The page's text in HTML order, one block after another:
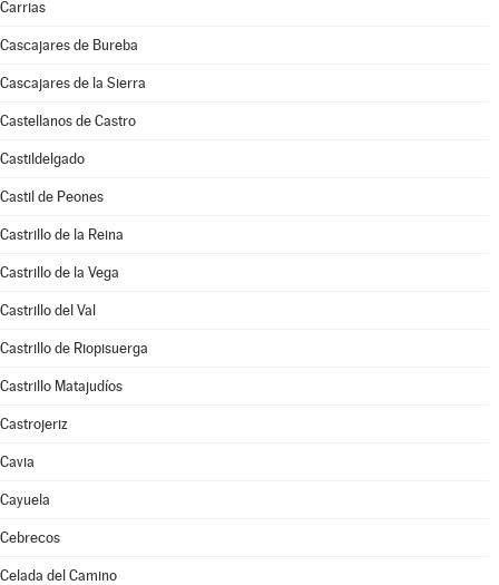
Carrias
Cascajares de Bureba
Cascajares de la Sierra
Castellanos de Castro
Castildelgado
Castil de Peones
Castrillo de la Reina
Castrillo de la Vega
Castrillo del Val
Castrillo de Riopisuerga
Castrillo Matajudíos
Castrojeriz
Cavia
Cayuela
Cebrecos
Celada del Camino